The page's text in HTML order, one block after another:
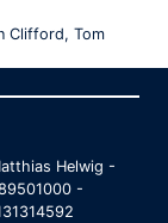
Clifford, Tom
Helwig -
-